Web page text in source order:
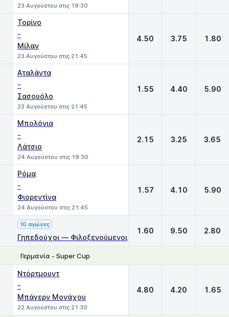
23 Αυγούστου στις 19:30
Τορίνο
-
Μίλαν
23 Αυγούστου στις 21:45
4.50 3.75 1.80
Αταλάντα
-
Σασουόλο
23 Αυγούστου στις 21:45
1.55 4.40 5.90
Μπολόνια
-
Λάτσιο
24 Αυγούστου στις 19:30
2.15 3.25 3.65
Ρόμα
-
Φιορεντίνα
24 Αυγούστου στις 21:45
1.57 4.10 5.90
10 αγώνες
Γηπεδούχοι — Φιλοξενούμενοι
1.60 9.50 2.80
Γερμανία - Super Cup
Ντόρτμουντ
-
Μπάγερν Μονάχου
22 Αυγούστου στις 21:30
4.80 4.20 1.65